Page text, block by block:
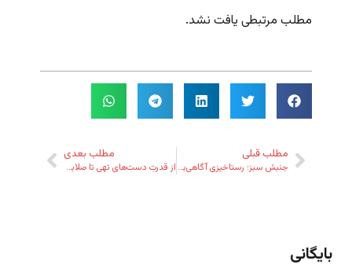
مطلب مرتبطی یافت نشد.
مطلب قبلی
جنبش سبز؛ رستاخیزی آگاهی‌بخش
مطلب بعدی
از قدرتِ دست‌های تهی تا صلابت سخنِ میرحسین
بایگانی